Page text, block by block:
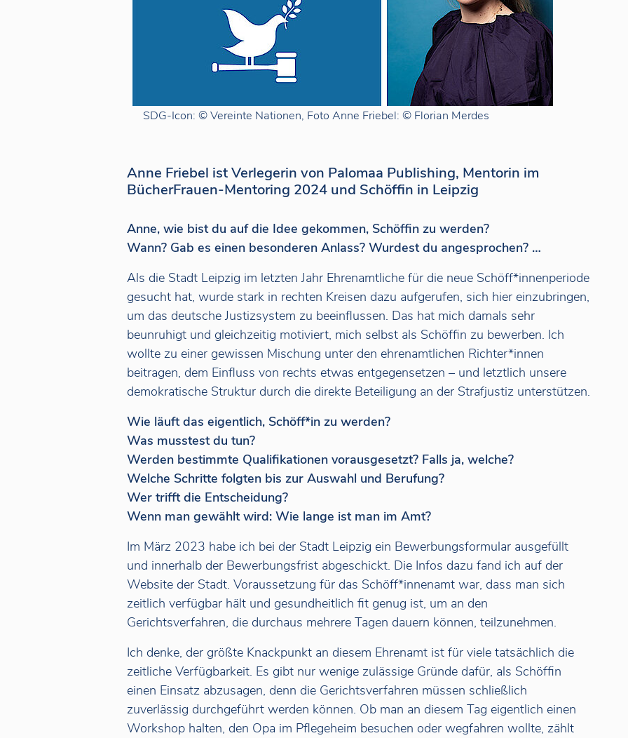
SDG-Icon: © Vereinte Nationen, Foto Anne Friebel: © Florian Merdes
Anne Friebel ist Verlegerin von Palomaa Publishing, Mentorin im
BücherFrauen-Mentoring 2024 und Schöffin in Leipzig
Anne, wie bist du auf die Idee gekommen, Schöffin zu werden?
Wann? Gab es einen besonderen Anlass? Wurdest du angesprochen? …
Als die Stadt Leipzig im letzten Jahr Ehrenamtliche für die neue Schöff*innenperiode
gesucht hat, wurde stark in rechten Kreisen dazu aufgerufen, sich hier einzubringen,
um das deutsche Justizsystem zu beeinflussen. Das hat mich damals sehr
beunruhigt und gleichzeitig motiviert, mich selbst als Schöffin zu bewerben. Ich
wollte zu einer gewissen Mischung unter den ehrenamtlichen Richter*innen
beitragen, dem Einfluss von rechts etwas entgegensetzen – und letztlich unsere
demokratische Struktur durch die direkte Beteiligung an der Strafjustiz unterstützen.
Wie läuft das eigentlich, Schöff*in zu werden?
Was musstest du tun?
Werden bestimmte Qualifikationen vorausgesetzt? Falls ja, welche?
Welche Schritte folgten bis zur Auswahl und Berufung?
Wer trifft die Entscheidung?
Wenn man gewählt wird: Wie lange ist man im Amt?
Im März 2023 habe ich bei der Stadt Leipzig ein Bewerbungsformular ausgefüllt
und innerhalb der Bewerbungsfrist abgeschickt. Die Infos dazu fand ich auf der
Website der Stadt. Voraussetzung für das Schöff*innenamt war, dass man sich
zeitlich verfügbar hält und gesundheitlich fit genug ist, um an den
Gerichtsverfahren, die durchaus mehrere Tagen dauern können, teilzunehmen.
Ich denke, der größte Knackpunkt an diesem Ehrenamt ist für viele tatsächlich die
zeitliche Verfügbarkeit. Es gibt nur wenige zulässige Gründe dafür, als Schöffin
einen Einsatz abzusagen, denn die Gerichtsverfahren müssen schließlich
zuverlässig durchgeführt werden können. Ob man an diesem Tag eigentlich einen
Workshop halten, den Opa im Pflegeheim besuchen oder wegfahren wollte, zählt